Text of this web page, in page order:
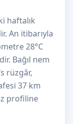
haftalık
An itibarıyla
28°C
Bağıl nem
rüzgâr,
37 km
profiline